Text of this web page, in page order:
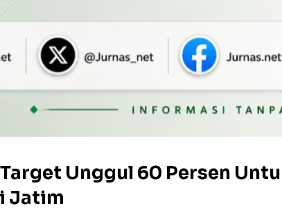
Unggul 60 Persen
Jatim